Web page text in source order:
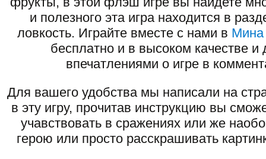
и полезного эта игра находится в
ловкость. Играйте вместе с нами в Мина
бесплатно и в высоком качестве и
впечатлениями о игре в
Для вашего удобства мы написали на
в эту игру, прочитав инструкцию вы
учавствовать в сражениях или же
герою или просто расскрашивать